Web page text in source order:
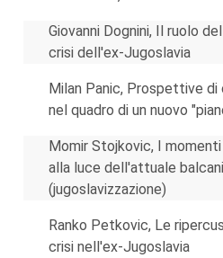
Giovanni Dognini, Il ruolo
crisi dell'ex-Jugoslavia
Milan Panic, Prospettive
nel quadro di un nuovo
Momir Stojkovic, I
alla luce dell'attuale
(jugoslavizzazione)
Ranko Petkovic, Le
crisi nell'ex-Jugoslavia